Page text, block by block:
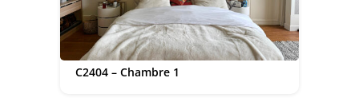
C2404 – Chambre 1